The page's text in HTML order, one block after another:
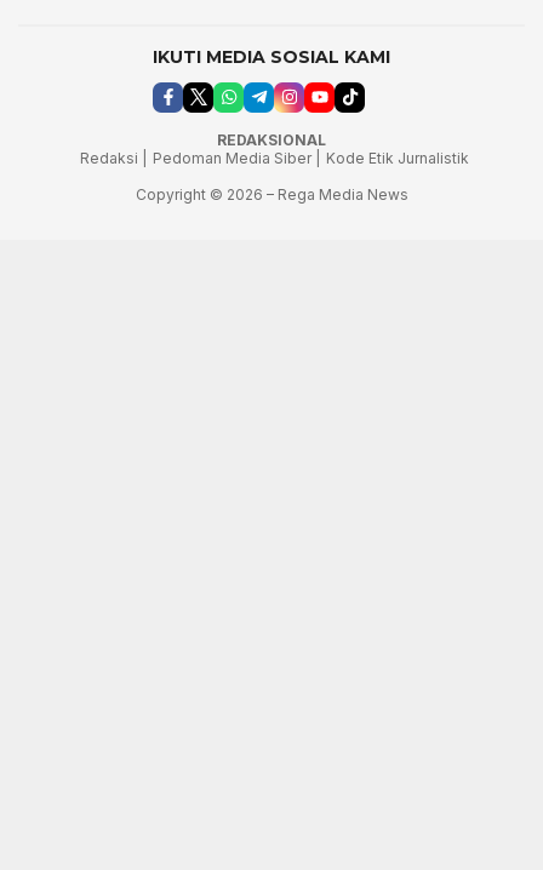
IKUTI MEDIA SOSIAL KAMI
REDAKSIONAL
Redaksi |
Pedoman Media Siber |
Kode Etik Jurnalistik
Copyright © 2026 – Rega Media News